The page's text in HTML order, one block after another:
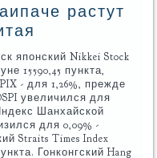
растут
японский Nikkei Stock
15590,45 пункта,
- для 1,26%, прежде
увеличился для
Шанхайской
для 0,09% -
Straits Times Index
Гонконгский Hang